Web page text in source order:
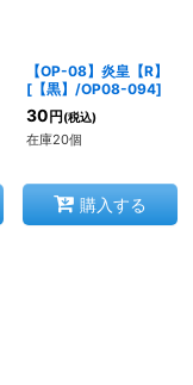
【OP-08】炎皇【R】
[【黒】/OP08-094]
30 円 (税込)
在庫20個
購入する